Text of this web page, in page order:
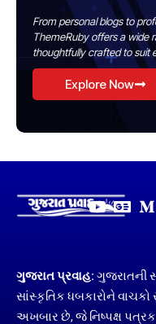
From personal blogs to
ThemeRuby offers a wide
thoughtfully crafted to suit
Explore Now
ગુજરાત પ્રવાહ: ગુજરાતની
સાંસ્કૃતિક ધબકારોને
અખબાર છે, જે નિષ્પક્ષ